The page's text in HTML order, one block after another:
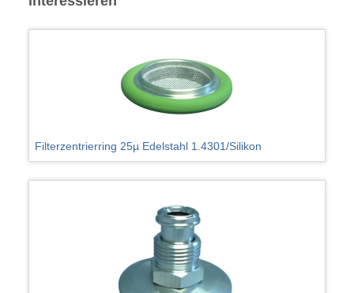
Filterzentrierring 25µ Edelstahl 1.4301/Silikon